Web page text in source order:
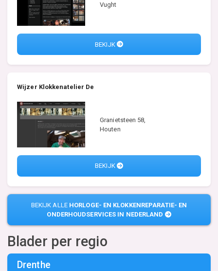
Vught
BEKIJK
Wijzer Klokkenatelier De
Granietsteen 58,
Houten
BEKIJK
BEKIJK ALLE HORLOGE- EN KLOKKENREPARATIE- EN
ONDERHOUDSERVICES IN NEDERLAND
Blader per regio
Drenthe